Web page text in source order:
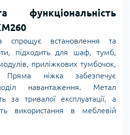
функціональність
спрощує встановлення та
підходить для шаф, тумб,
приліжкових тумбочок,
Пряма ніжка забезпечує
навантаження. Метал
за тривалої експлуатації, а
використання в меблевій